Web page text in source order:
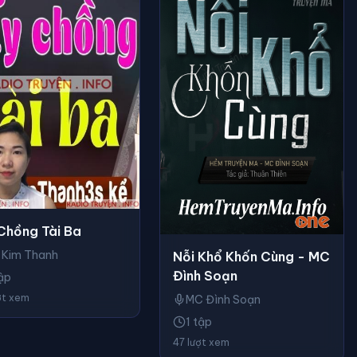
Tài Ba
Thanh
xem
Nỗi Khổ Khốn Cùng - MC
Đình Soạn
MC Đình Soạn
1 tập
47 lượt xem